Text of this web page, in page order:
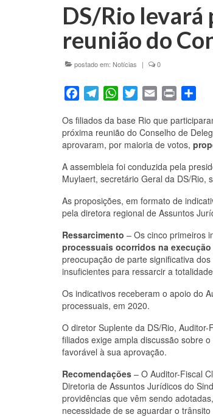
DS/Rio levará
reunião do
postado em: Notícias | 0
FacebookTelegramWhatsAppTwitterEmail Print
Os filiados da base Rio que
próxima reunião do Conselho de
aprovaram, por maioria de votos,
A assembleia foi conduzida pela
Muylaert, secretário Geral da DS/Rio,
As proposições, em formato de
pela diretora regional de Assuntos
Ressarcimento – Os cinco primeiros
processuais ocorridos na
preocupação de parte significativa
insuficientes para ressarcir a
Os indicativos receberam o apoio do
processuais, em 2020.
O diretor Suplente da DS/Rio,
filiados exige ampla discussão sobre
favorável à sua aprovação.
Recomendações – O Auditor-Fiscal
Diretoria de Assuntos Jurídicos do
providências que vêm sendo
necessidade de se aguardar o